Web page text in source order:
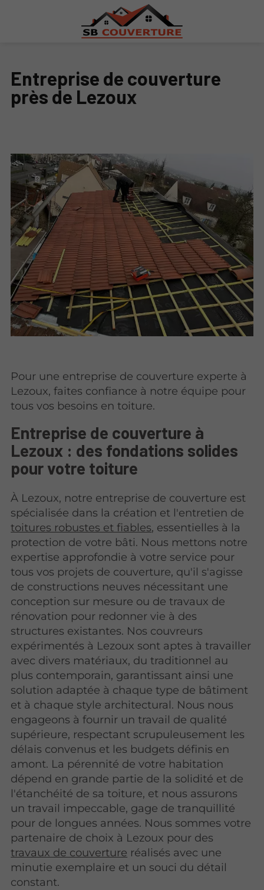
Entreprise de couverture
près de Lezoux
Pour une entreprise de couverture experte à
Lezoux, faites confiance à notre équipe pour
tous vos besoins en toiture.
Entreprise de couverture à
Lezoux : des fondations solides
pour votre toiture
À Lezoux, notre entreprise de couverture est
spécialisée dans la création et l'entretien de
toitures robustes et fiables, essentielles à la
protection de votre bâti. Nous mettons notre
expertise approfondie à votre service pour
tous vos projets de couverture, qu'il s'agisse
de constructions neuves nécessitant une
conception sur mesure ou de travaux de
rénovation pour redonner vie à des
structures existantes. Nos couvreurs
expérimentés à Lezoux sont aptes à travailler
avec divers matériaux, du traditionnel au
plus contemporain, garantissant ainsi une
solution adaptée à chaque type de bâtiment
et à chaque style architectural. Nous nous
engageons à fournir un travail de qualité
supérieure, respectant scrupuleusement les
délais convenus et les budgets définis en
amont. La pérennité de votre habitation
dépend en grande partie de la solidité et de
l'étanchéité de sa toiture, et nous assurons
un travail impeccable, gage de tranquillité
pour de longues années. Nous sommes votre
partenaire de choix à Lezoux pour des
travaux de couverture réalisés avec une
minutie exemplaire et un souci du détail
constant.